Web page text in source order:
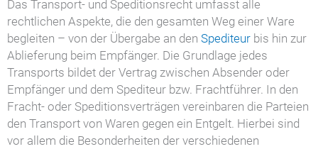
Das Transport- und Speditionsrecht umfasst alle
rechtlichen Aspekte, die den gesamten Weg einer Ware
begleiten – von der Übergabe an den Spediteur bis hin zur
Ablieferung beim Empfänger. Die Grundlage jedes
Transports bildet der Vertrag zwischen Absender oder
Empfänger und dem Spediteur bzw. Frachtführer. In den
Fracht- oder Speditionsverträgen vereinbaren die Parteien
den Transport von Waren gegen ein Entgelt. Hierbei sind
vor allem die Besonderheiten der verschiedenen